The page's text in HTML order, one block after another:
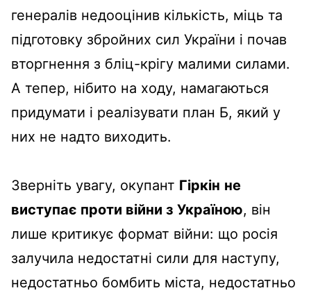
генералів недооцінив кількість, міць та
підготовку збройних сил України і почав
вторгнення з бліц-крігу малими силами.
А тепер, нібито на ходу, намагаються
придумати і реалізувати план Б, який у
них не надто виходить.
Зверніть увагу, окупант Гіркін не
виступає проти війни з Україною, він
лише критикує формат війни: що росія
залучила недостатні сили для наступу,
недостатньо бомбить міста, недостатньо